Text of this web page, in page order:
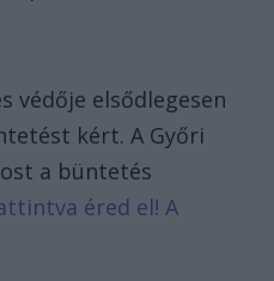
védője elsődlegesen
kért. A Győri
a büntetés
éred el! A